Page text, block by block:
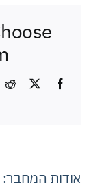
Facebook
X
אודות המחבר: